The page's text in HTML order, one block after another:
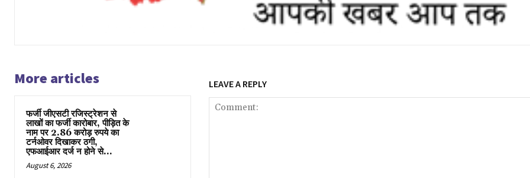
More articles
फर्जी जीएसटी रजिस्ट्रेशन से
लाखों का फर्जी कारोबार, पीड़ित के
नाम पर 2.86 करोड़ रुपये का
टर्नओवर दिखाकर ठगी,
एफआईआर दर्ज न होने से...
August 6, 2026
LEAVE A REPLY